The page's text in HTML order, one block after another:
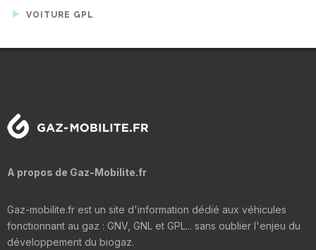
VOITURE GPL
A propos de Gaz-Mobilite.fr
Gaz-mobilite.fr est un site d'information dédié aux véhicules
fonctionnant au gaz : GNV, GNL et GPL... sans oublier l'enjeu du
développement du biogaz.